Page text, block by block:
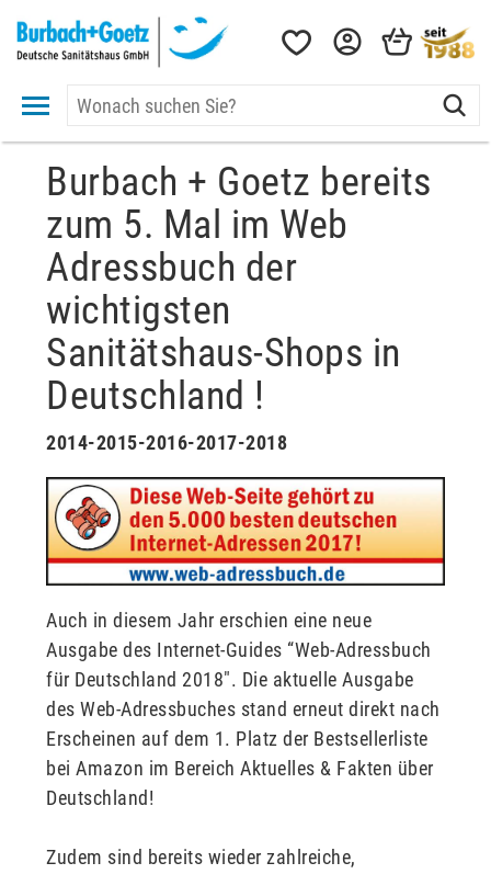
Burbach + Goetz bereits
zum 5. Mal im Web
Adressbuch der
wichtigsten
Sanitätshaus-Shops in
Deutschland !
2014-2015-2016-2017-2018
Auch in diesem Jahr erschien eine neue
Ausgabe des Internet-Guides “Web-Adressbuch
für Deutschland 2018″. Die aktuelle Ausgabe
des Web-Adressbuches stand erneut direkt nach
Erscheinen auf dem 1. Platz der Bestsellerliste
bei Amazon im Bereich Aktuelles & Fakten über
Deutschland!
Zudem sind bereits wieder zahlreiche,